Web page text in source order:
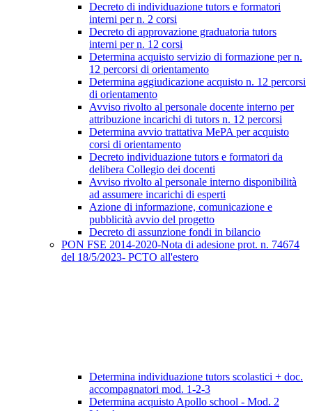
Decreto di individuazione tutors e formatori
interni per n. 2 corsi
Decreto di approvazione graduatoria tutors
interni per n. 12 corsi
Determina acquisto servizio di formazione per n.
12 percorsi di orientamento
Determina aggiudicazione acquisto n. 12 percorsi
di orientamento
Avviso rivolto al personale docente interno per
attribuzione incarichi di tutors n. 12 percorsi
Determina avvio trattativa MePA per acquisto
corsi di orientamento
Decreto individuazione tutors e formatori da
delibera Collegio dei docenti
Avviso rivolto al personale interno disponibilità
ad assumere incarichi di esperti
Azione di informazione, comunicazione e
pubblicità avvio del progetto
Decreto di assunzione fondi in bilancio
PON FSE 2014-2020-Nota di adesione prot. n. 74674
del 18/5/2023- PCTO all'estero
Determina individuazione tutors scolastici + doc.
accompagnatori mod. 1-2-3
Determina acquisto Apollo school - Mod. 2